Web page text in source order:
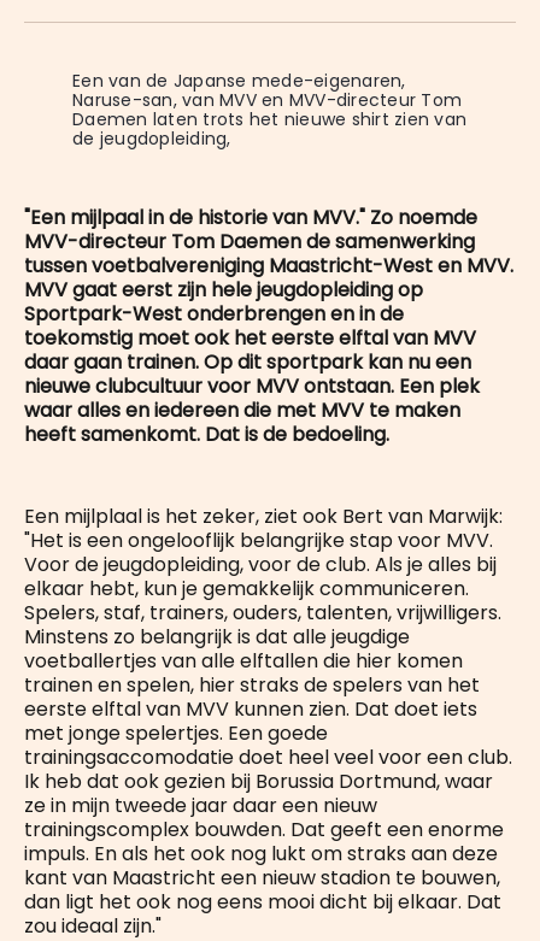
WhatsApp
Facebook
LinkedIn
X
E-
Een van de Japanse mede-eigenaren,
Naruse-san, van MVV en MVV-directeur Tom
Daemen laten trots het nieuwe shirt zien van
de jeugdopleiding,
"Een mijlpaal in de historie van MVV." Zo noemde
MVV-directeur Tom Daemen de samenwerking
tussen voetbalvereniging Maastricht-West en MVV.
MVV gaat eerst zijn hele jeugdopleiding op
Sportpark-West onderbrengen en in de
toekomstig moet ook het eerste elftal van MVV
daar gaan trainen. Op dit sportpark kan nu een
nieuwe clubcultuur voor MVV ontstaan. Een plek
waar alles en iedereen die met MVV te maken
heeft samenkomt. Dat is de bedoeling.
Een mijlplaal is het zeker, ziet ook Bert van Marwijk:
"Het is een ongelooflijk belangrijke stap voor MVV.
Voor de jeugdopleiding, voor de club. Als je alles bij
elkaar hebt, kun je gemakkelijk communiceren.
Spelers, staf, trainers, ouders, talenten, vrijwilligers.
Minstens zo belangrijk is dat alle jeugdige
voetballertjes van alle elftallen die hier komen
trainen en spelen, hier straks de spelers van het
eerste elftal van MVV kunnen zien. Dat doet iets
met jonge spelertjes. Een goede
trainingsaccomodatie doet heel veel voor een club.
Ik heb dat ook gezien bij Borussia Dortmund, waar
ze in mijn tweede jaar daar een nieuw
trainingscomplex bouwden. Dat geeft een enorme
impuls. En als het ook nog lukt om straks aan deze
kant van Maastricht een nieuw stadion te bouwen,
dan ligt het ook nog eens mooi dicht bij elkaar. Dat
zou ideaal zijn."